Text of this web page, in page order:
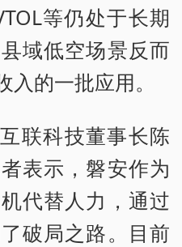
等仍处于长期
域低空场景反而
的一批应用。
联科技董事长陈
表示，磐安作为
代替人力，通过
破局之路。目前